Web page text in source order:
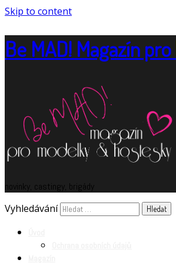
Skip to content
Be MAD! Magazín
novinky, castingy, brigády
Vyhledávání